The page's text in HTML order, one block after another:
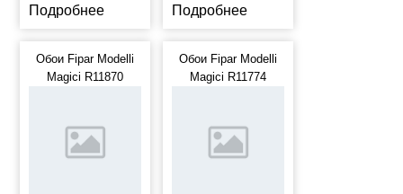
Подробнее Подробнее
Обои Fipar Modelli
Magici R11870
Обои Fipar Modelli
Magici R11774